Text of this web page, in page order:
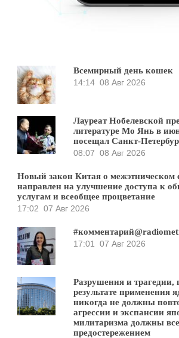
Всемирный день кошек
14:14 08 Авг 2026
Лауреат Нобелевской
литературе Мо Янь в
посещал Санкт-
08:07 08 Авг 2026
Новый закон Китая о межэтническом
направлен на улучшение доступа к
услугам и всеобщее процветание
17:02 07 Авг 2026
17:01
07 Авг 2026
Разрушения и
результате применения
никогда не должны
агрессии и экспансии
милитаризма должны
предостережением